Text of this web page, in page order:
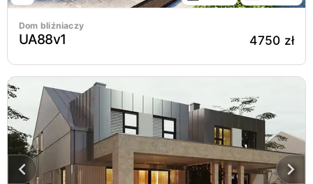
Dom bliźniaczy
UA88v1 4750 zł